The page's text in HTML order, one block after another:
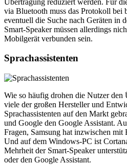
via Bluetooth muss das Protokoll bei
eventuell die Suche nach Geräten in
Smart-Speaker müssen allerdings
Mobilgerät verbunden sein.
Sprachassistenten
Wie so häufig drohen die Nutzer den
viele der großen Hersteller und
Sprachassistenten auf den Markt
und Google den Google Assistant.
Fragen, Samsung hat inzwischen
Und auf dem Windows-PC ist
Mehrheit der Smart-Speaker
oder den Google Assistant.